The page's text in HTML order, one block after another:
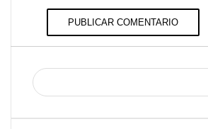
PUBLICAR COMENTARIO